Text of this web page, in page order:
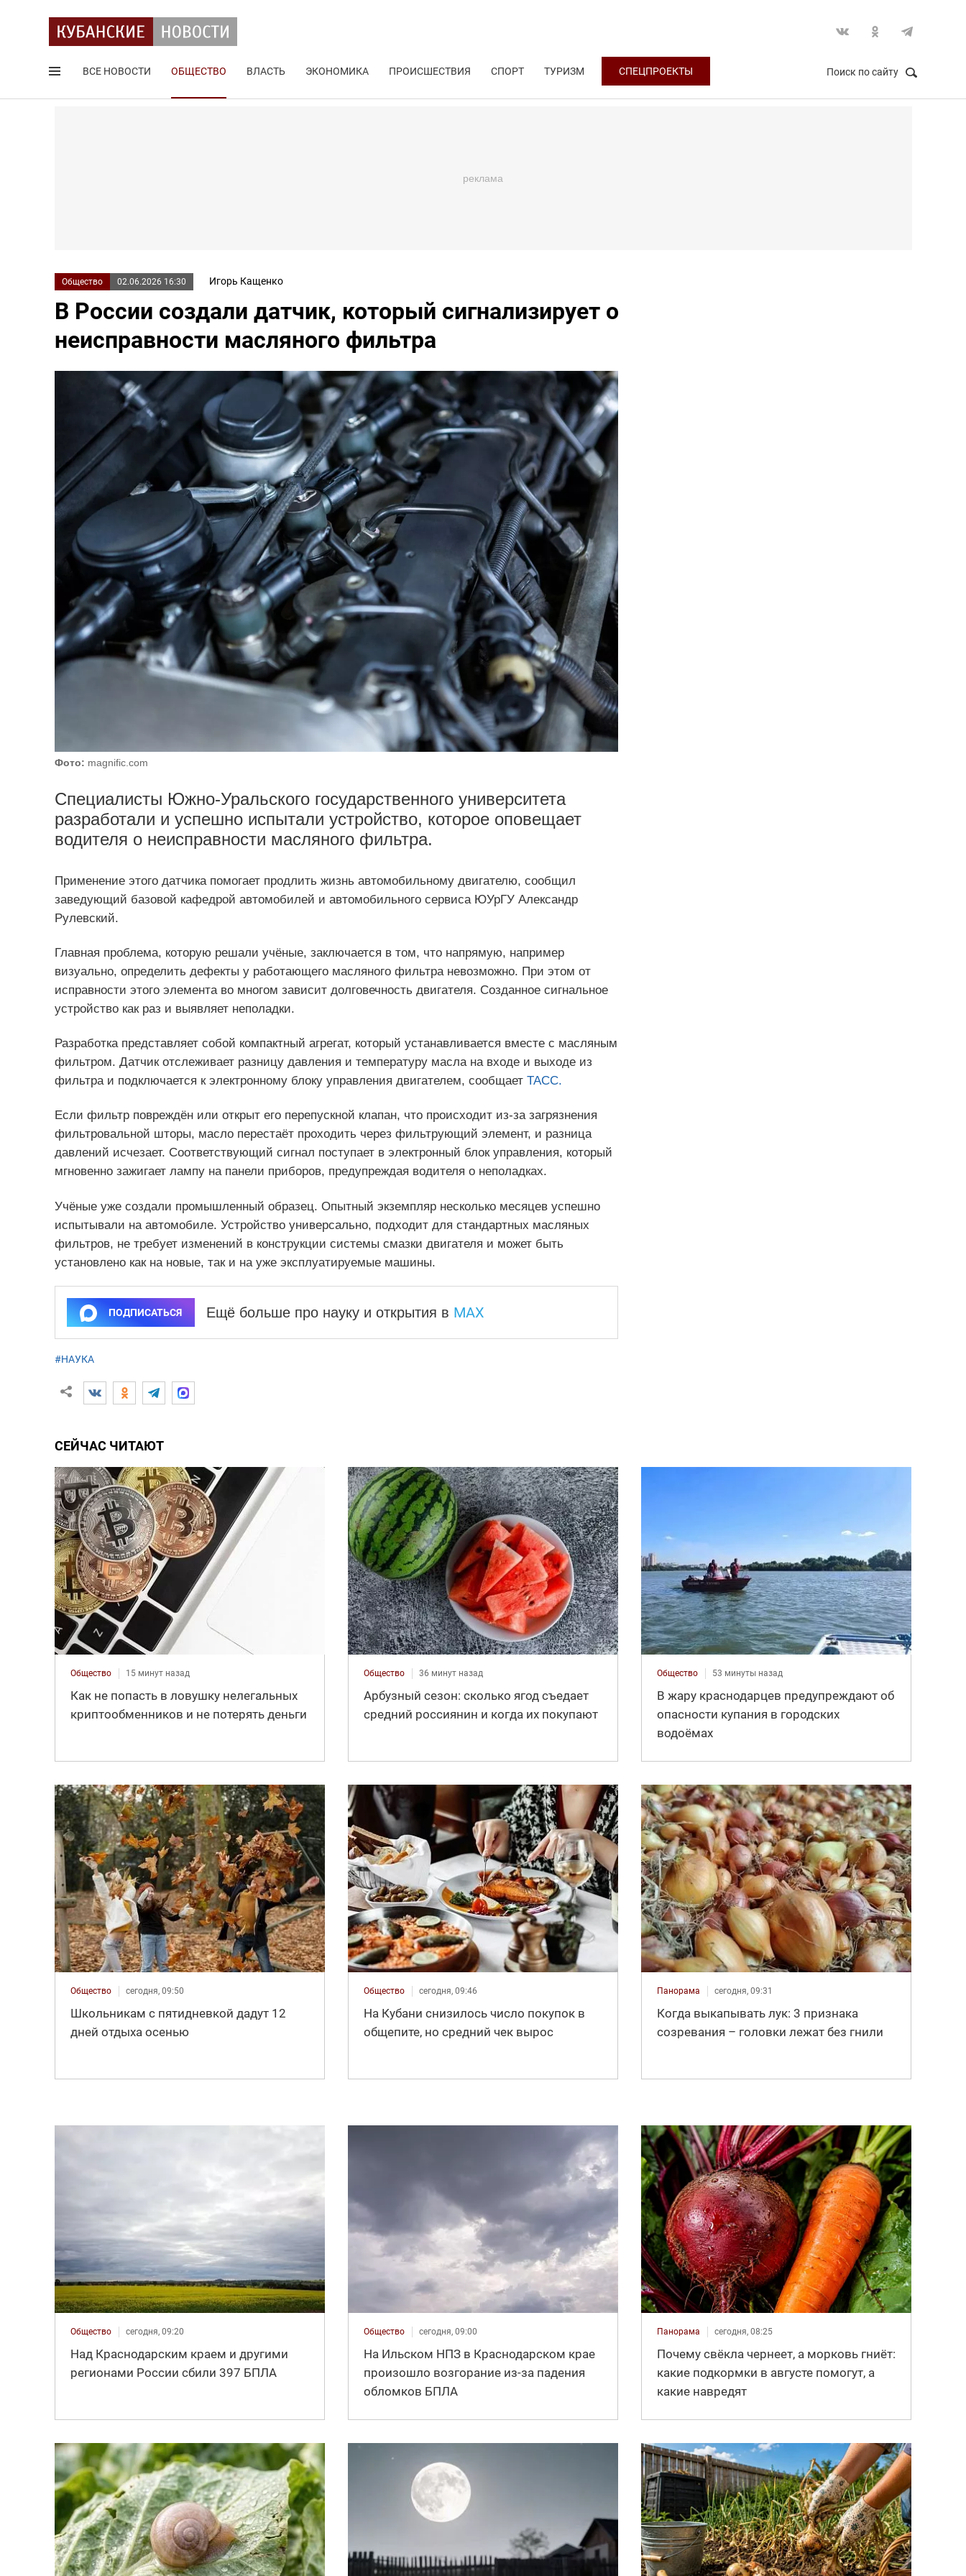
ВСЕ НОВОСТИ ОБЩЕСТВО ВЛАСТЬ ЭКОНОМИКА ПРОИСШЕСТВИЯ СПОРТ ТУРИЗМ СПЕЦПРОЕКТЫ Поиск по сайту
Общество 02.06.2026 16:30 Игорь Кащенко
В России создали датчик, который сигнализирует о
неисправности масляного фильтра
Фото: magnific.com
Специалисты Южно‑Уральского государственного университета
разработали и успешно испытали устройство, которое оповещает
водителя о неисправности масляного фильтра.
Применение этого датчика помогает продлить жизнь автомобильному двигателю, сообщил
заведующий базовой кафедрой автомобилей и автомобильного сервиса ЮУрГУ Александр
Рулевский.
Главная проблема, которую решали учёные, заключается в том, что напрямую, например
визуально, определить дефекты у работающего масляного фильтра невозможно. При этом от
исправности этого элемента во многом зависит долговечность двигателя. Созданное сигнальное
устройство как раз и выявляет неполадки.
Разработка представляет собой компактный агрегат, который устанавливается вместе с масляным
фильтром. Датчик отслеживает разницу давления и температуру масла на входе и выходе из
фильтра и подключается к электронному блоку управления двигателем, сообщает ТАСС.
Если фильтр повреждён или открыт его перепускной клапан, что происходит из‑за загрязнения
фильтровальной шторы, масло перестаёт проходить через фильтрующий элемент, и разница
давлений исчезает. Соответствующий сигнал поступает в электронный блок управления, который
мгновенно зажигает лампу на панели приборов, предупреждая водителя о неполадках.
Учёные уже создали промышленный образец. Опытный экземпляр несколько месяцев успешно
испытывали на автомобиле. Устройство универсально, подходит для стандартных масляных
фильтров, не требует изменений в конструкции системы смазки двигателя и может быть
установлено как на новые, так и на уже эксплуатируемые машины.
ПОДПИСАТЬСЯ Ещё больше про науку и открытия в MAX
#НАУКА
СЕЙЧАС ЧИТАЮТ
Общество 15 минут назад
Как не попасть в ловушку нелегальных
криптообменников и не потерять деньги
Общество 36 минут назад
Арбузный сезон: сколько ягод съедает
средний россиянин и когда их покупают
Общество 53 минуты назад
В жару краснодарцев предупреждают об
опасности купания в городских
водоёмах
Общество сегодня, 09:50
Школьникам с пятидневкой дадут 12
дней отдыха осенью
Общество сегодня, 09:46
На Кубани снизилось число покупок в
общепите, но средний чек вырос
Панорама сегодня, 09:31
Когда выкапывать лук: 3 признака
созревания – головки лежат без гнили
Общество сегодня, 09:20
Над Краснодарским краем и другими
регионами России сбили 397 БПЛА
Общество сегодня, 09:00
На Ильском НПЗ в Краснодарском крае
произошло возгорание из-за падения
обломков БПЛА
Панорама сегодня, 08:25
Почему свёкла чернеет, а морковь гниёт:
какие подкормки в августе помогут, а
какие навредят